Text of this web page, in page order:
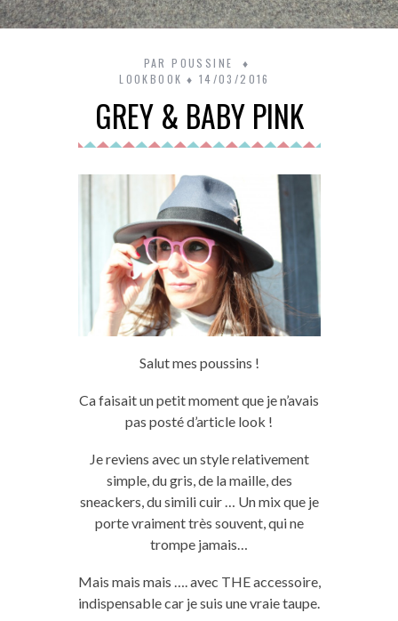
PAR POUSSINE
LOOKBOOK
14/03/2016
GREY & BABY PINK
Salut mes poussins !
Ca faisait un petit moment que je n’avais
pas posté d’article look !
Je reviens avec un style relativement
simple, du gris, de la maille, des
sneackers, du simili cuir … Un mix que je
porte vraiment très souvent, qui ne
trompe jamais…
Mais mais mais …. avec THE accessoire,
indispensable car je suis une vraie taupe.